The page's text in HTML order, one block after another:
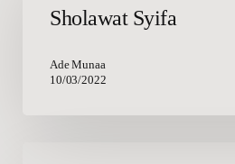
Sholawat Syifa
Ade Munaa
10/03/2022